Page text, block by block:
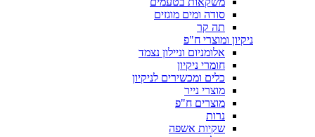
סודה ומים מוגזים
תה קר
ניקיון ומוצרי ח"פ
אלומניום וניילון נצמד
חומרי ניקיון
כלים ומכשירים לניקיון
מוצרי נייר
מוצרים ח"פ
נרות
שקיות אשפה